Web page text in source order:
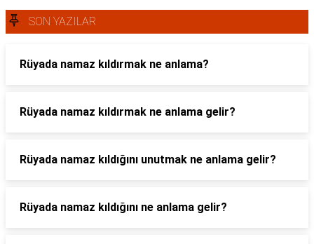
SON YAZILAR
Rüyada namaz kıldırmak ne anlama?
Rüyada namaz kıldırmak ne anlama gelir?
Rüyada namaz kıldığını unutmak ne anlama gelir?
Rüyada namaz kıldığını ne anlama gelir?